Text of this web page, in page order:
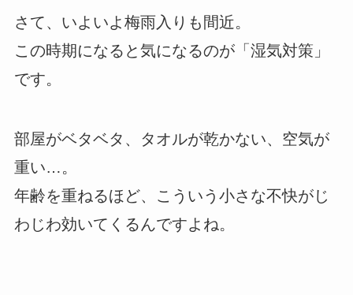
さて、いよいよ梅雨入りも間近。
この時期になると気になるのが「湿気対策」
です。
部屋がベタベタ、タオルが乾かない、空気が
重い…。
年齢を重ねるほど、こういう小さな不快がじ
わじわ効いてくるんですよね。